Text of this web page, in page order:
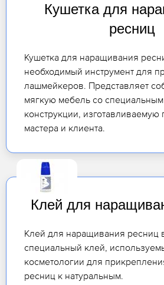
Кушетка для
ресниц
Кушетка для наращивания
необходимый инструмент для
лашмейкеров. Представляет
мягкую мебель со
конструкции,
мастера и клиента.
Клей для
Клей для наращивания ресниц
специальный клей,
косметологии для
ресниц к натуральным.